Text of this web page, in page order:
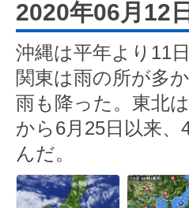
2020年06月12
沖縄は平年より11
関東は雨の所が多
雨も降った。東北
から6月25日以来
んだ。